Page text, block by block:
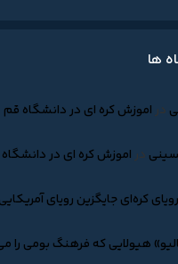
ها
دراموزش کره ای در دانشگاه قم
دراموزش کره ای در
کره‌ای جایگزین رویای
هیولایی که فرهنگ بومی را